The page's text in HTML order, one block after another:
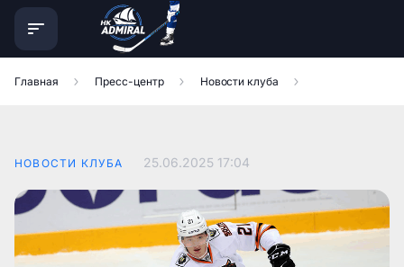
Главная Пресс-центр Новости клуба
НОВОСТИ КЛУБА 25.06.2025 17:04